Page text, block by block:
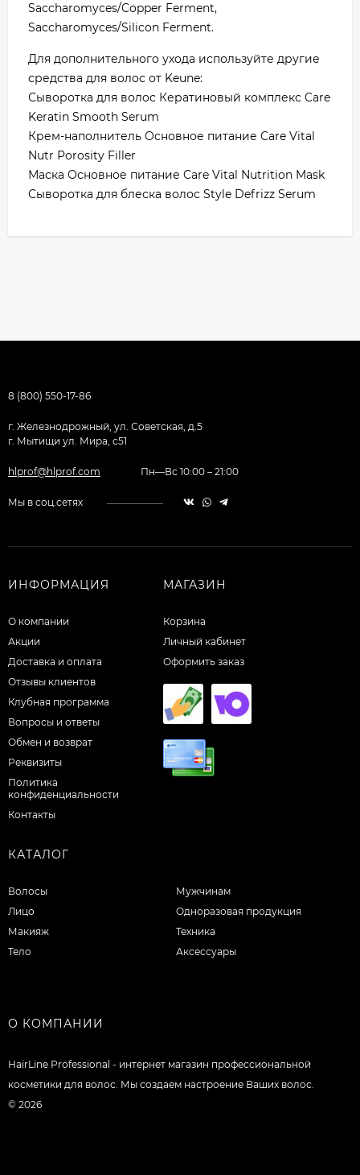
Saccharomyces/Copper Ferment,
Saccharomyces/Silicon Ferment.
Для дополнительного ухода используйте другие
средства для волос от Keune:
Сыворотка для волос Кератиновый комплекс Care
Keratin Smooth Serum
Крем-наполнитель Основное питание Care Vital
Nutr Porosity Filler
Маска Основное питание Care Vital Nutrition Mask
Сыворотка для блеска волос Style Defrizz Serum
8 (800) 550-17-86
г. Железнодрожный, ул. Советская, д.5
г. Мытищи ул. Мира, с51
hlprof@hlprof.com Пн—Вс 10:00 – 21:00
Мы в соц.сетях
ИНФОРМАЦИЯ
О компании
Акции
Доставка и оплата
Отзывы клиентов
Клубная программа
Вопросы и ответы
Обмен и возврат
Реквизиты
Политика
конфиденциальности
Контакты
МАГАЗИН
Корзина
Личный кабинет
Оформить заказ
КАТАЛОГ
Волосы
Лицо
Макияж
Тело
Мужчинам
Одноразовая продукция
Техника
Аксессуары
О КОМПАНИИ
HairLine Professional - интернет магазин профессиональной
косметики для волос. Мы создаем настроение Ваших волос.
© 2026